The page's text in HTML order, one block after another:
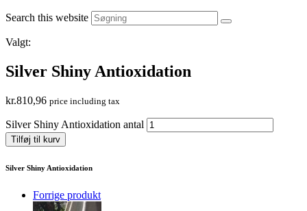
Search this website
Valgt:
Silver Shiny Antioxidation
kr.810,96 price including tax
Silver Shiny Antioxidation antal
Tilføj til kurv
Silver Shiny Antioxidation
Forrige produkt